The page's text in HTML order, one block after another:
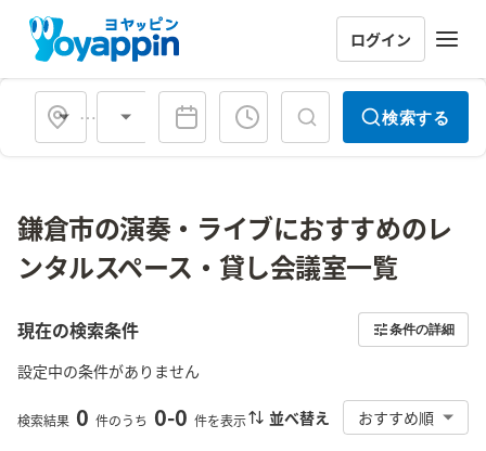
ログイン
会場タイプ 検索する
鎌倉市の演奏・ライブにおすすめのレ
ンタルスペース・貸し会議室一覧
現在の検索条件 条件の詳細
設定中の条件がありません
検索結果 0 件のうち 0-0 件を表示 並べ替え おすすめ順